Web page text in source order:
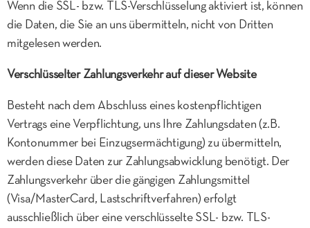
Wenn die SSL- bzw. TLS-Verschlüsselung aktiviert ist, können
die Daten, die Sie an uns übermitteln, nicht von Dritten
mitgelesen werden.
Verschlüsselter Zahlungsverkehr auf dieser Website
Besteht nach dem Abschluss eines kostenpflichtigen
Vertrags eine Verpflichtung, uns Ihre Zahlungsdaten (z.B.
Kontonummer bei Einzugsermächtigung) zu übermitteln,
werden diese Daten zur Zahlungsabwicklung benötigt. Der
Zahlungsverkehr über die gängigen Zahlungsmittel
(Visa/MasterCard, Lastschriftverfahren) erfolgt
ausschließlich über eine verschlüsselte SSL- bzw. TLS-